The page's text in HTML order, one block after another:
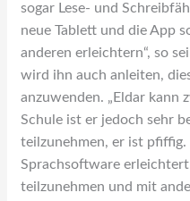
sogar Lese- und
neue Tablett und die App
anderen erleichtern“, so
wird ihn auch anleiten,
anzuwenden. „Eldar kann
Schule ist er jedoch sehr
teilzunehmen, er ist pfiffig.
Sprachsoftware
teilzunehmen und mit